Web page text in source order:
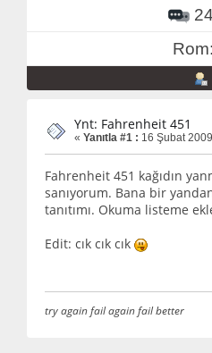
Ynt: Fahrenheit 451
« Yanıtla #1 : 16 Şubat
Fahrenheit 451 kağıdın
sanıyorum. Bana bir
tanıtımı. Okuma listeme
Edit: cık cık cık
try again fail again fail better